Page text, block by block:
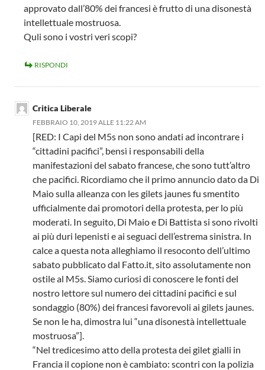
approvato dall’80% dei francesi è frutto di una disonestà
intellettuale mostruosa.
Quli sono i vostri veri scopi?
RISPONDI
Critica Liberale
FEBBRAIO 10, 2019 ALLE 11:22 AM
[RED: I Capi del M5s non sono andati ad incontrare i
“cittadini pacifici”, bensì i responsabili della
manifestazioni del sabato francese, che sono tutt’altro
che pacifici. Ricordiamo che il primo annuncio dato da Di
Maio sulla alleanza con les gilets jaunes fu smentito
ufficialmente dai promotori della protesta, per lo più
moderati. In seguito, Di Maio e Di Battista si sono rivolti
ai più duri lepenisti e ai seguaci dell’estrema sinistra. In
calce a questa nota alleghiamo il resoconto dell’ultimo
sabato pubblicato dal Fatto.it, sito assolutamente non
ostile al M5s. Siamo curiosi di conoscere le fonti del
nostro lettore sul numero dei cittadini pacifici e sul
sondaggio (80%) dei francesi favorevoli ai gilets jaunes.
Se non le ha, dimostra lui “una disonestà intellettuale
mostruosa”].
“Nel tredicesimo atto della protesta dei gilet gialli in
Francia il copione non è cambiato: scontri con la polizia